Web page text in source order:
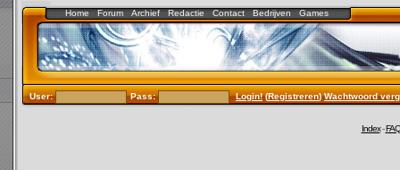
Home Forum Archief Redactie Contact Bedrijven Games
User: Pass: Login!(Registreren)Wachtwoord
Index-FAQ